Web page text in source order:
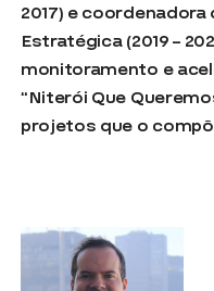
2017) e
Estratégica (2019 –
monitoramento e
“Niterói Que
projetos que o